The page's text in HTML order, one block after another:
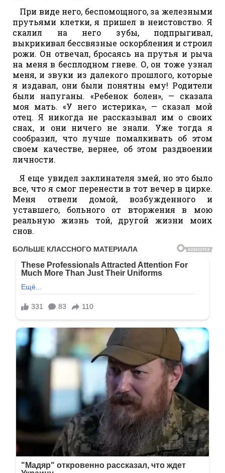
При виде него, беспомощного, за железными
прутьями клетки, я пришел в неистовство. Я
скалил на него зубы, подпрыгивал,
выкрикивал бессвязные оскорбления и строил
рожи. Он отвечал, бросаясь на прутья и рыча
на меня в бесплодном гневе. О, он тоже узнал
меня, и звуки из далекого прошлого, которые
я издавал, они были понятны ему! Родители
были напуганы. «Ребенок болен», — сказала
моя мать. «У него истерика», — сказал мой
отец. Я никогда не рассказывал им о своих
снах, и они ничего не знали. Уже тогда я
сообразил, что лучше помалкивать об этом
своем качестве, вернее, об этом раздвоении
личности.
Я еще увидел заклинателя змей, но это было
все, что я смог перенести в тот вечер в цирке.
Меня отвели домой, возбужденного и
уставшего, больного от вторжения в мою
реальную жизнь той, другой жизни моих
снов.